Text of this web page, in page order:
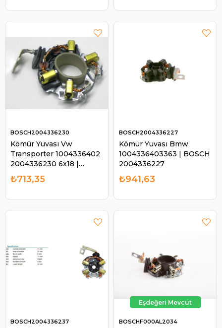
Kömür Yuvası Vw
Transporter 1004336402
2004336230 6x18 |
BOSCH 2004336230
BOSCH2004336230
₺713,35
Kömür Yuvası Bmw
1004336403363 | BOSCH
2004336227
BOSCH2004336227
₺941,63
BOSCH2004336237 BOSCHF000AL2034